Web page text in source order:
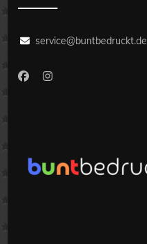
service@buntbedruckt.de